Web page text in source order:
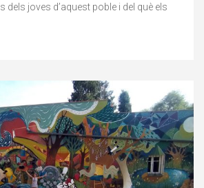
dels joves d’aquest poble i del què els